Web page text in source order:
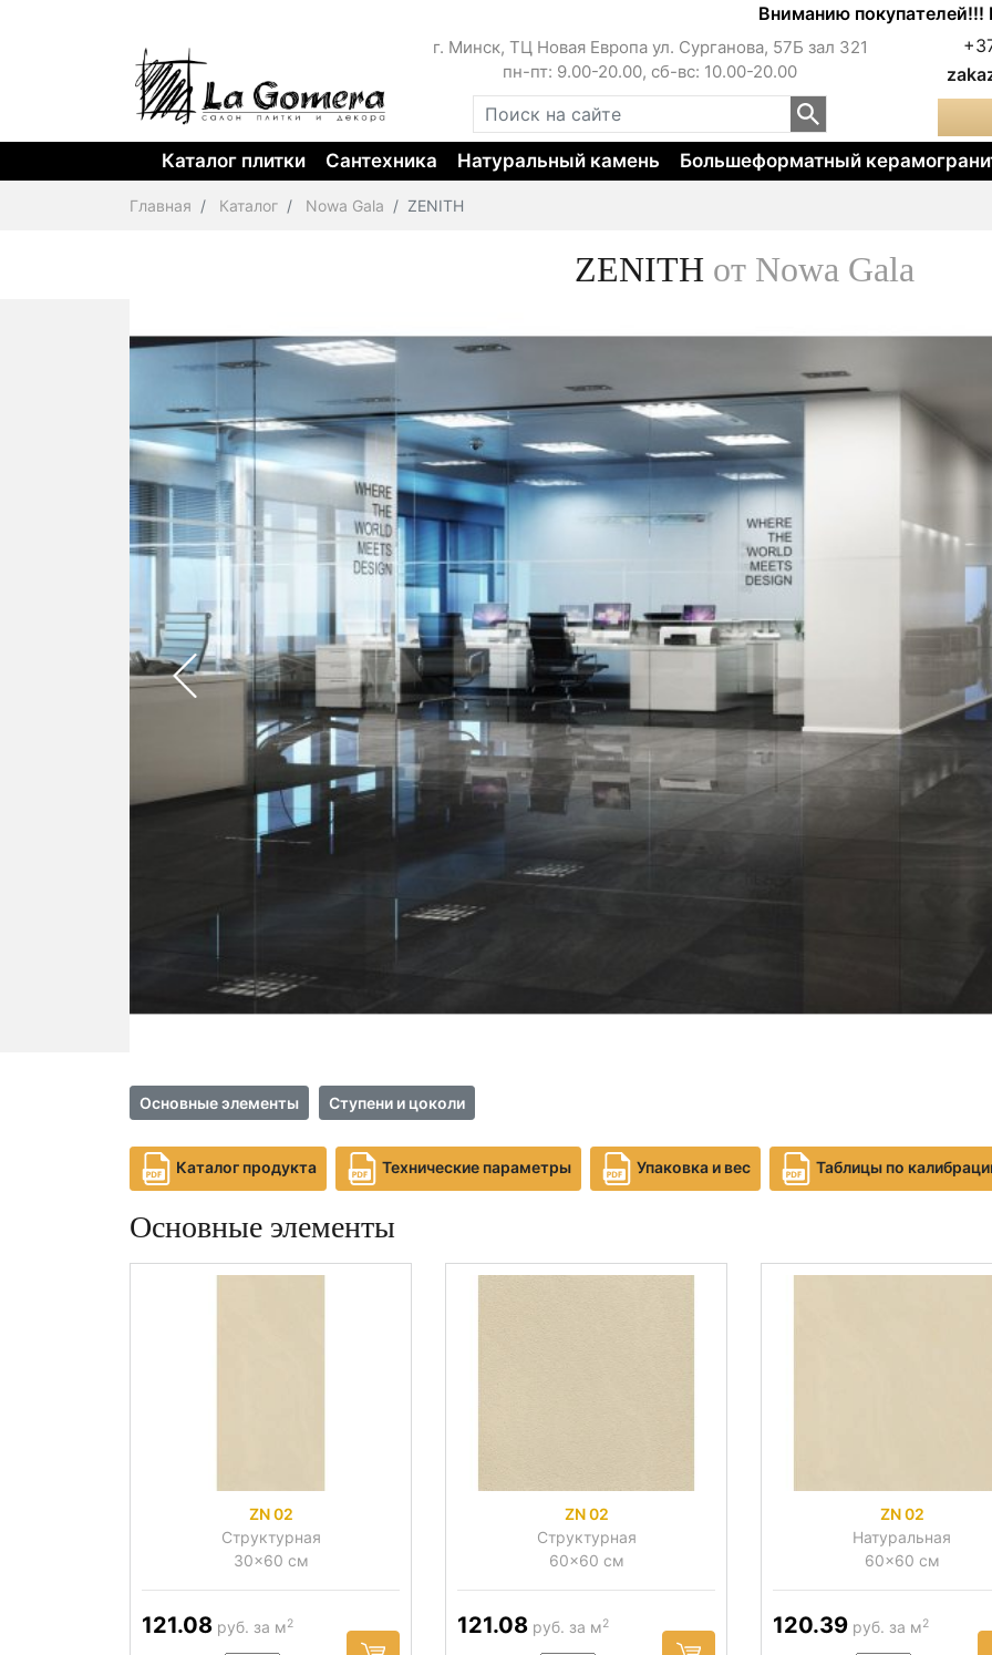
Вниманию покупателей!!! Цены
г. Минск, ТЦ Новая Европа ул. Сурганова, 57Б зал 321
пн-пт: 9.00-20.00, сб-вс: 10.00-20.00
Каталог плитки Сантехника Натуральный камень Большеформатный
Главная Каталог Nowa Gala ZENITH
ZENITH от Nowa Gala
Основные элементы Ступени и цоколи
Каталог продукта Технические параметры Упаковка и вес Таблицы по
Основные элементы
ZN 02
Структурная
30x60 см
121.08 руб. за м2
ZN 02
Структурная
60x60 см
121.08 руб. за м2
ZN 02
Натуральная
60x60 см
120.39 руб. за м2